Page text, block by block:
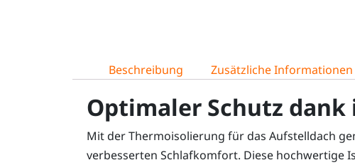
Beschreibung Zusätzliche Informationen
Optimaler Schutz
Mit der Thermoisolierung für das Aufstelldach
verbesserten Schlafkomfort. Diese hochwertige